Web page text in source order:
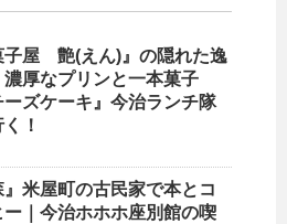
子屋 艶(えん)』の隠れた逸
濃厚なプリンと一本菓子
ーズケーキ』今治ランチ隊
！
』米屋町の古民家で本とコ
ー｜今治ホホホ座別館の喫